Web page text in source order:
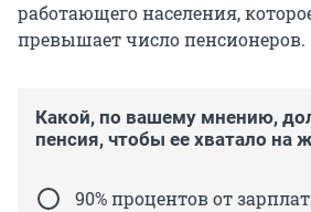
работающего населения,
превышает число пенсионеров.
Какой, по вашему мнению,
пенсия, чтобы ее хватало на
90% процентов от